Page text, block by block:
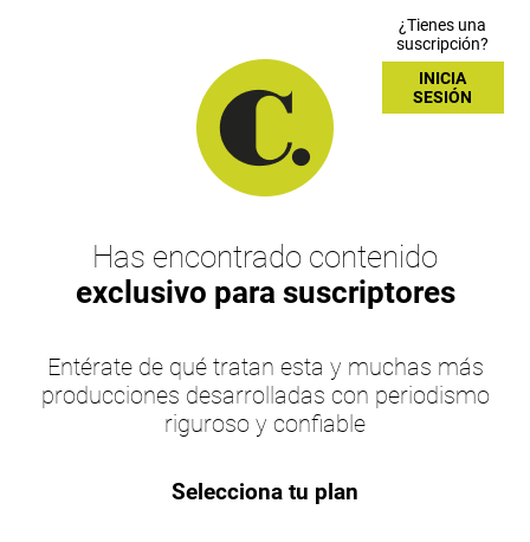
¿Tienes una
suscripción?
INICIA
SESIÓN
Has encontrado contenido
exclusivo para suscriptores
Entérate de qué tratan esta y muchas más
producciones desarrolladas con periodismo
riguroso y confiable
Selecciona tu plan